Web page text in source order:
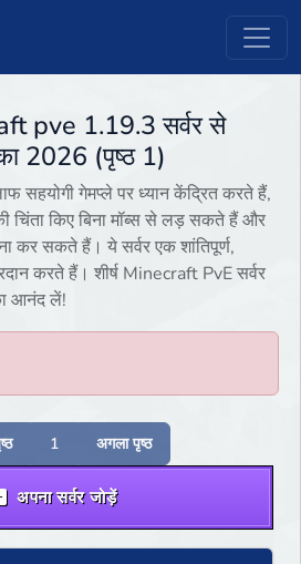
pve 1.19.3 सर्वर से
2026 (पृष्ठ 1)
सहयोगी गेमप्ले पर ध्यान केंद्रित करते हैं,
चिंता किए बिना मॉब्स से लड़ सकते हैं और
कर सकते हैं। ये सर्वर एक शांतिपूर्ण,
करते हैं। शीर्ष Minecraft PvE सर्वर
आनंद लें!
1 अगला पृष्ठ
अपना सर्वर जोड़ें